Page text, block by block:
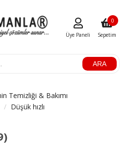
ARA
Üye Paneli Sepetim
0
Temizliği & Bakımı
Düşük hızlı